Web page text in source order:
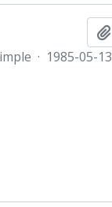
· 1985-05-13